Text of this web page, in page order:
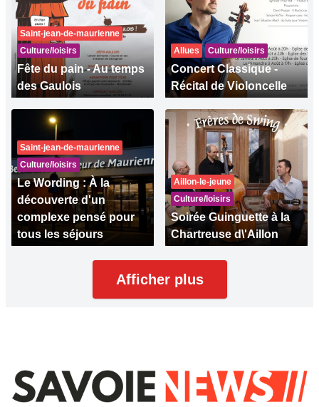
Saint-jean-de-maurienne
Culture/loisirs
Fête du pain - Au temps
des Gaulois
Allues Culture/loisirs
Concert Classique -
Récital de Violoncelle
Saint-jean-de-maurienne
Culture/loisirs
Le Wording : À la
découverte d'un
complexe pensé pour
tous les séjours
Aillon-le-jeune
Culture/loisirs
Soirée Guinguette à la
Chartreuse d\'Aillon
Afficher plus